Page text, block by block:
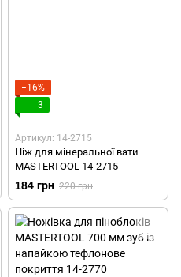
−16%
3
Артикул: 14-2715
Ніж для мінеральної вати
MASTERTOOL 14-2715
184 грн 220 грн